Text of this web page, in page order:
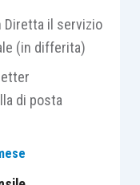
sezione:
agli
delle
Iva annuale
Diretta il servizio
(in differita)
di posta